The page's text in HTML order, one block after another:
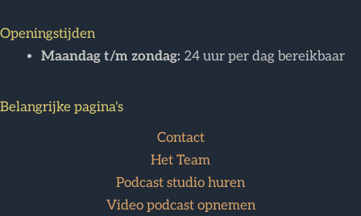
Openingstijden
Maandag t/m zondag: 24 uur per dag bereikbaar
Belangrijke pagina's
Contact
Het Team
Podcast studio huren
Video podcast opnemen